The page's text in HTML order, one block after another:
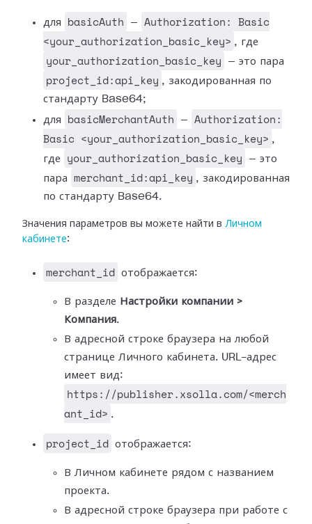
для basicAuth —
Authorization: Basic
<your_authorization_basic_key> , где
your_authorization_basic_key — это пара
project_id:api_key , закодированная по
стандарту Base64;
для
basicMerchantAuth —
Authorization:
Basic <your_authorization_basic_key> ,
где
your_authorization_basic_key
— это
пара
merchant_id:api_key , закодированная
по стандарту Base64.
Значения параметров вы можете найти в Личном
кабинете:
merchant_id отображается:
В разделе Настройки компании >
Компания.
В адресной строке браузера на любой
странице Личного кабинета. URL-адрес
имеет вид:
https://publisher.xsolla.com/<merch
ant_id> .
project_id отображается:
В Личном кабинете рядом с названием
проекта.
В адресной строке браузера при работе с